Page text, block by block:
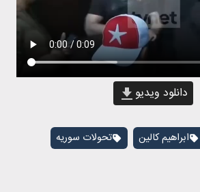
دانلود ویدیو
ابراهیم کالین
تحولات سوریه